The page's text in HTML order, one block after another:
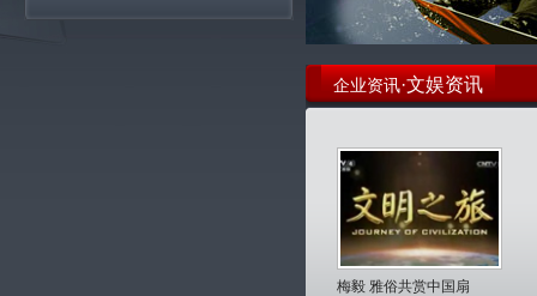
企业资讯·文娱资讯
梅毅 雅俗共赏中国扇